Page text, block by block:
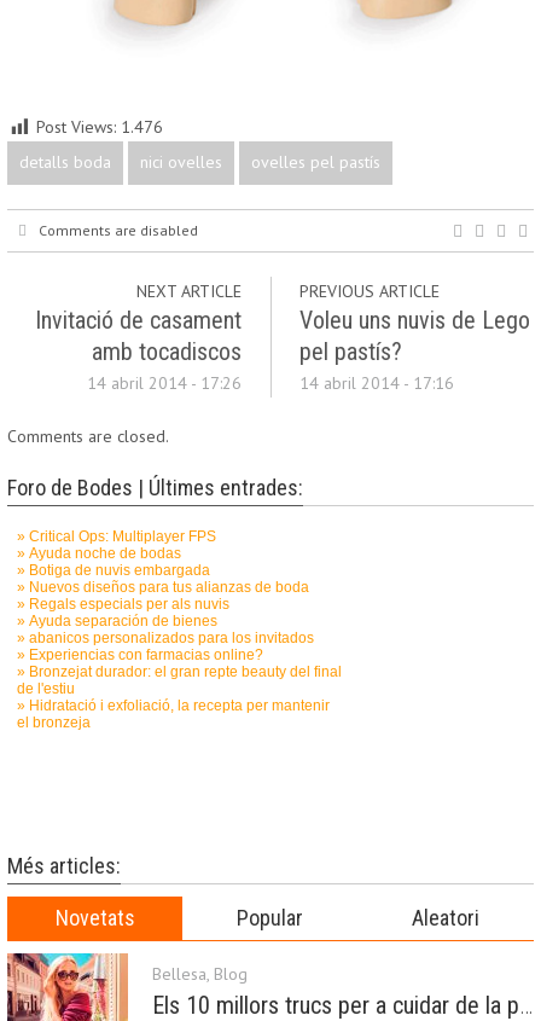
Post Views: 1.476
detalls boda
nici ovelles ovelles pel pastís
Comments are disabled
NEXT ARTICLE
Invitació de casament
amb tocadiscos
14 abril 2014 - 17:26
PREVIOUS ARTICLE
Voleu uns nuvis de Lego
pel pastís?
14 abril 2014 - 17:16
Comments are closed.
Foro de Bodes | Últimes entrades:
Més articles:
Novetats Popular Aleatori
Bellesa, Blog
Els 10 millors trucs per a cuidar de la pell a la primavera